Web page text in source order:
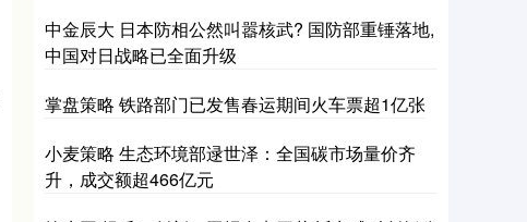
中金辰大 日本防相公然叫嚣核武? 国防部重锤落地,
中国对日战略已全面升级
掌盘策略 铁路部门已发售春运期间火车票超1亿张
小麦策略 生态环境部逯世泽：全国碳市场量价齐
升，成交额超466亿元